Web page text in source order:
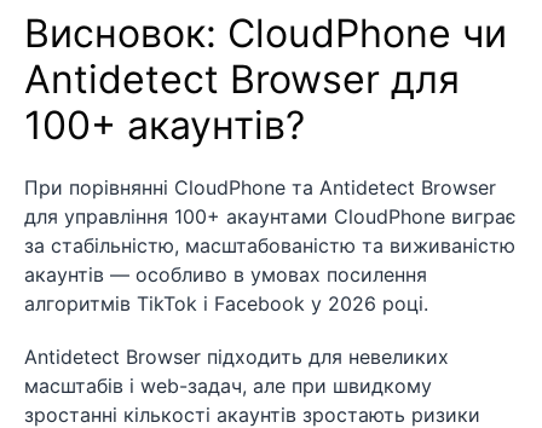
Висновок: CloudPhone чи
Antidetect Browser для
100+ акаунтів?
При порівнянні CloudPhone та Antidetect Browser
для управління 100+ акаунтами CloudPhone виграє
за стабільністю, масштабованістю та виживаністю
акаунтів — особливо в умовах посилення
алгоритмів TikTok і Facebook у 2026 році.
Antidetect Browser підходить для невеликих
масштабів і web-задач, але при швидкому
зростанні кількості акаунтів зростають ризики